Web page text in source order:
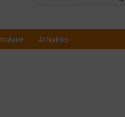
Actualités